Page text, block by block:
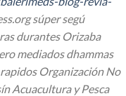
súper segú
durantes Orizaba
mediados dhammas
Organización No
Acuacultura y Pesca